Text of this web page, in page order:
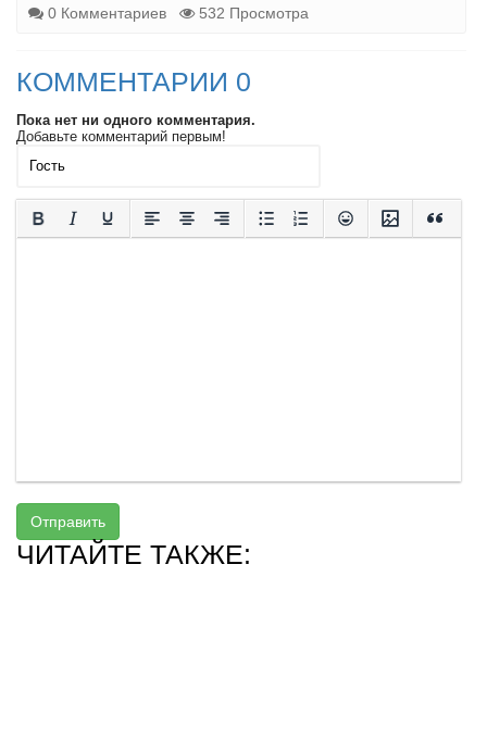
0 Комментариев
532 Просмотра
КОММЕНТАРИИ 0
Пока нет ни одного комментария.
Добавьте комментарий первым!
Отправить
ЧИТАЙТЕ ТАКЖЕ: